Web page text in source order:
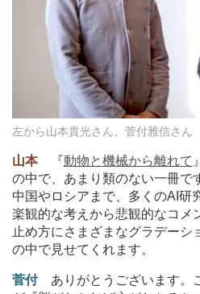
左から山本貴光さん、菅付雅信さん
山本『動物と機械から離れて
の中で、あまり類のない一冊で
中国やロシアまで、多くのAI研
楽観的な考えから悲観的なコメ
止め方にさまざまなグラデーシ
の中で見せてくれます。
菅付ありがとうございます。